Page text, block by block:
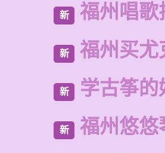
新 福州唱歌
新 福州买尤
新 学古筝
新 福州悠悠